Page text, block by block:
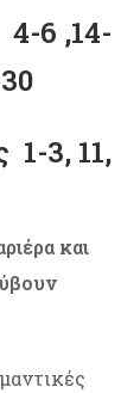
4-6 ,14-
1-3, 11,
και